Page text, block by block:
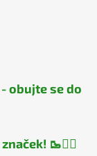
obujte se do
🥾🧎‍♂️